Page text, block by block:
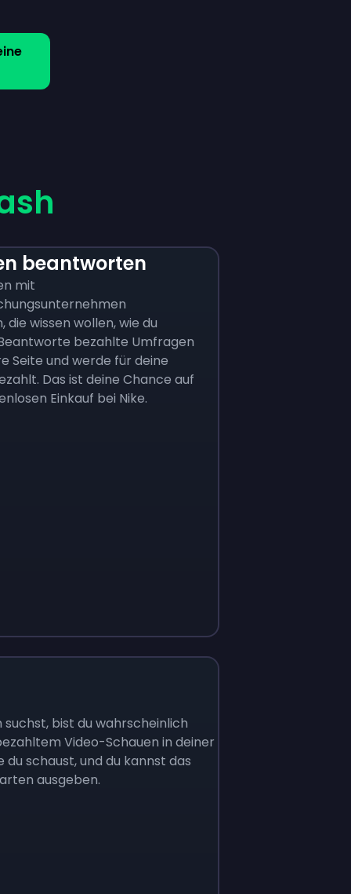
beantworten
mit
die wissen wollen, wie du
bezahlte Umfragen
Seite und werde für deine
Das ist deine Chance auf
Einkauf bei Nike.
bist du wahrscheinlich
Video-Schauen in deiner
du schaust, und du kannst das
ausgeben.